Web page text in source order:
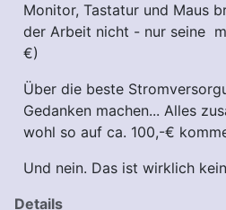
Monitor, Tastatur und Maus
der Arbeit nicht - nur seine
€)
Über die beste
Gedanken machen... Alles
wohl so auf ca. 100,-€
Und nein. Das ist wirklich
Details